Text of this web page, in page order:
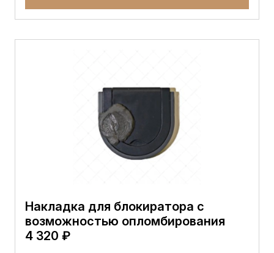
Накладка для блокиратора с
возможностью опломбирования
4 320 ₽